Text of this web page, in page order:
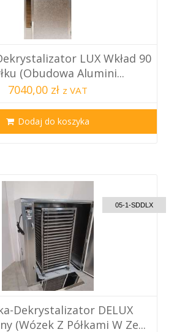
LUX Wkład 90
(obudowa Alumini...
7040,00 zł z VAT
Dodaj do koszyka
05-1-SDDLX
Dekrystalizator DELUX
(Wózek Z Półkami W Ze...